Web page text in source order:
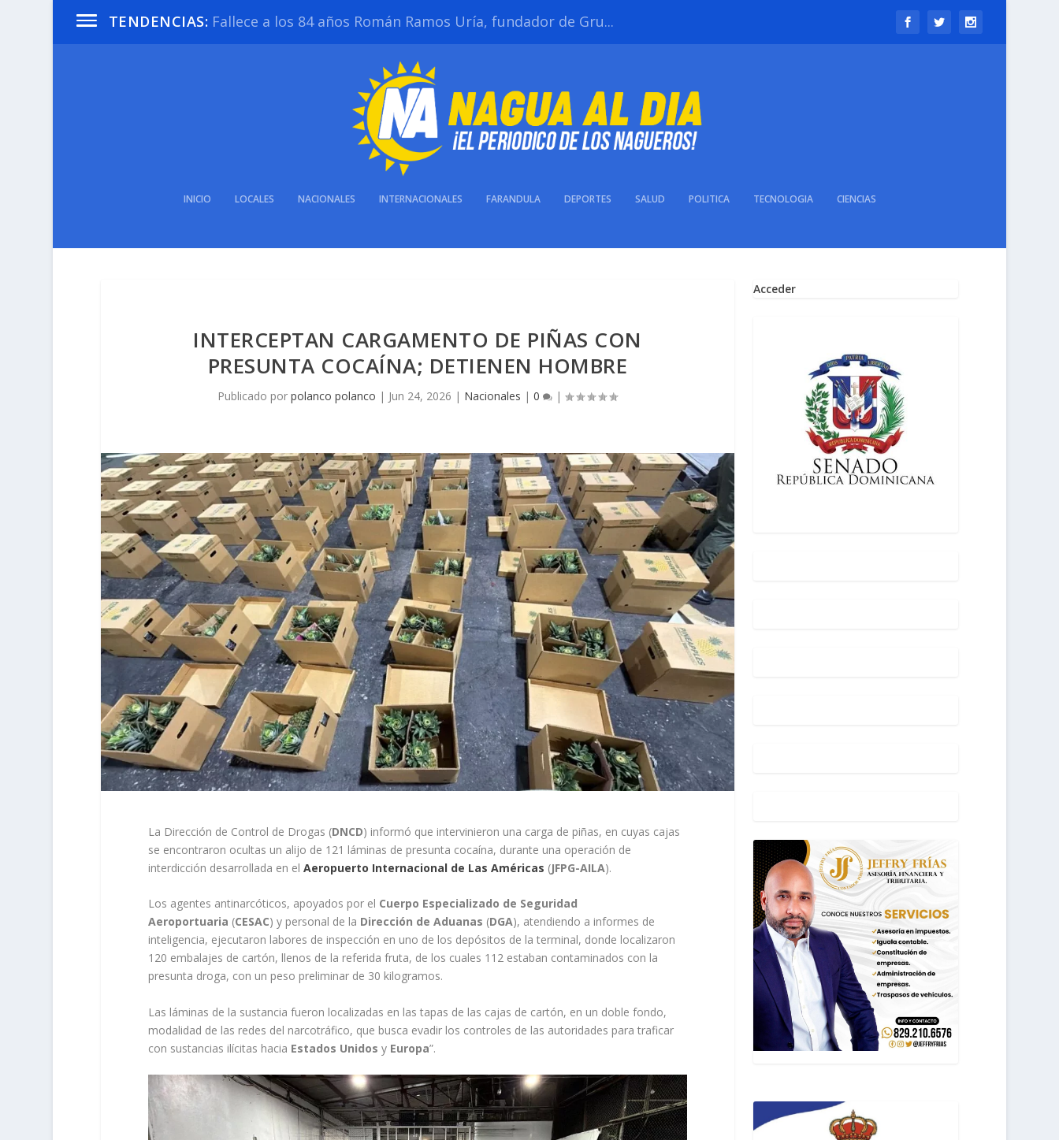
TENDENCIAS: Fallece a los 84 años Román Ramos Uría, fundador de Gru...
INICIO LOCALES NACIONALES INTERNACIONALES FARANDULA DEPORTES SALUD POLITICA TECNOLOGIA CIENCIAS
INTERCEPTAN CARGAMENTO DE PIÑAS CON
PRESUNTA COCAÍNA; DETIENEN HOMBRE
Publicado porpolanco polanco | Jun 24, 2026 | Nacionales |0 |
La Dirección de Control de Drogas (DNCD) informó que intervinieron una carga de piñas, en cuyas cajas
se encontraron ocultas un alijo de 121 láminas de presunta cocaína, durante una operación de
interdicción desarrollada en el Aeropuerto Internacional de Las Américas (JFPG-AILA).
Los agentes antinarcóticos, apoyados por el Cuerpo Especializado de Seguridad
Aeroportuaria (CESAC) y personal de la Dirección de Aduanas (DGA), atendiendo a informes de
inteligencia, ejecutaron labores de inspección en uno de los depósitos de la terminal, donde localizaron
120 embalajes de cartón, llenos de la referida fruta, de los cuales 112 estaban contaminados con la
presunta droga, con un peso preliminar de 30 kilogramos.
Las láminas de la sustancia fueron localizadas en las tapas de las cajas de cartón, en un doble fondo,
modalidad de las redes del narcotráfico, que busca evadir los controles de las autoridades para traficar
con sustancias ilícitas hacia Estados Unidos y Europa”.
Acceder